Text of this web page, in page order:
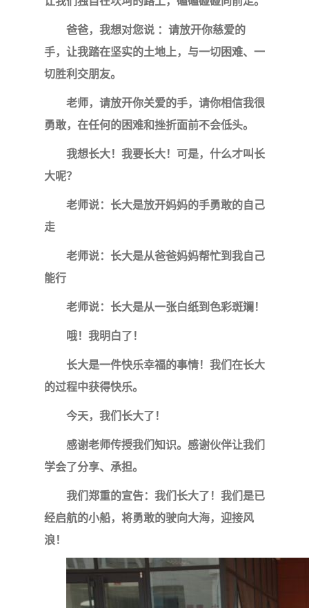
爸爸，我想对您说 ：请放开你慈爱的
手，让我踏在坚实的土地上，与一切困难、一
切胜利交朋友。
老师，请放开你关爱的手，请你相信我很
勇敢，在任何的困难和挫折面前不会低头。
我想长大！我要长大！可是，什么才叫长
大呢？
老师说：长大是放开妈妈的手勇敢的自己
走
老师说：长大是从爸爸妈妈帮忙到我自己
能行
老师说：长大是从一张白纸到色彩斑斓！
哦！我明白了！
长大是一件快乐幸福的事情！我们在长大
的过程中获得快乐。
今天，我们长大了！
感谢老师传授我们知识。感谢伙伴让我们
学会了分享、承担。
我们郑重的宣告：我们长大了！我们是已
经启航的小船，将勇敢的驶向大海，迎接风
浪！